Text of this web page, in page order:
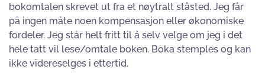
bokomtalen skrevet ut fra et nøytralt ståsted. Jeg får
på ingen måte noen kompensasjon eller økonomiske
fordeler. Jeg står helt fritt til å selv velge om jeg i det
hele tatt vil lese/omtale boken. Boka stemples og kan
ikke videreselges i ettertid.